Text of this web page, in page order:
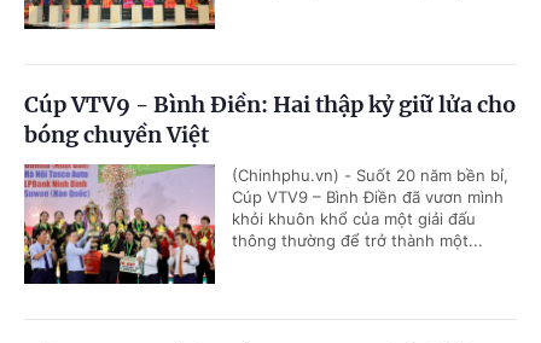
Cúp VTV9 - Bình Điền: Hai thập kỷ giữ lửa cho
bóng chuyền Việt
(Chinhphu.vn) - Suốt 20 năm bền bỉ,
Cúp VTV9 – Bình Điền đã vươn mình
khỏi khuôn khổ của một giải đấu
thông thường để trở thành một...